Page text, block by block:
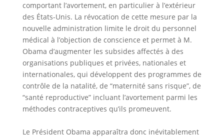
comportant l’avortement, en particulier à l’extérieur
des États-Unis. La révocation de cette mesure par la
nouvelle administration limite le droit du personnel
médical à l’objection de conscience et permet à M.
Obama d’augmenter les subsides affectés à des
organisations publiques et privées, nationales et
internationales, qui développent des programmes de
contrôle de la natalité, de “maternité sans risque”, de
“santé reproductive” incluant l’avortement parmi les
méthodes contraceptives qu’ils promeuvent.
Le Président Obama apparaîtra donc inévitablement